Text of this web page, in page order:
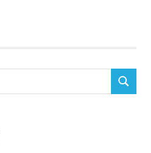
SEARCH